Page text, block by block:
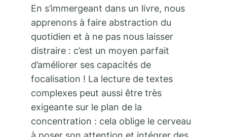
En s’immergeant dans un livre, nous
apprenons à faire abstraction du
quotidien et à ne pas nous laisser
distraire : c’est un moyen parfait
d’améliorer ses capacités de
focalisation ! La lecture de textes
complexes peut aussi être très
exigeante sur le plan de la
concentration : cela oblige le cerveau